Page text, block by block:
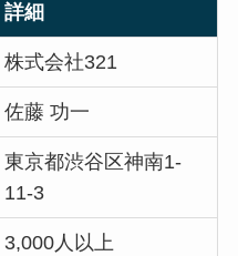
詳細
株式会社321
佐藤 功一
東京都渋谷区神南1-
11-3
3,000人以上